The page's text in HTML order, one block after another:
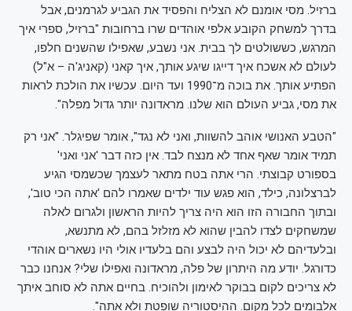
ברזיל. מסי אומנם לא הצליח והפסיד את הגביע לגרמנים, אבל
בדרך למשחק הקובע אלפי אוהדים שרו ברחובות "ברזיל, ספרי איך
המרגש, כששולטים לך בבית. אני נשבע, שאפילו שהשנים חלפו,
לעולם לא אשכח איך דייגו שיגע אותך, איך קאני (קאניג'ה – א"ל)
הפתיע אותך. את בוכה מ־1990 ועד היום. עכשיו את הולכת לראות
את מסי, גביע העולם הוא שלנו. מראדונה יותר גדול מפלה".
"הטבע האנושי אוהב להשוות, ואני לא נגד", אומר שפיגלר. "אני רק
תמיד אומר שאף אחד לא מנצח לבד. אין כזה דבר 'אני ואני'
בספורט קבוצתי. הרי אתה בטח מתאר לעצמך שכשמסי הגיע
לברצלונה, כילד, הוא פגש עוד ילדים שאמרו להם 'אתה הכי טוב',
ובתוך החבורה הזו הוא היה צריך להיות הראשון ולגרום לאלה
שמשחקים לצדו להבין שהוא לא מזלזל בהם, לא מתנשא,
ובלעדיהם לא יכול היה לבצע והם בלעדיו אולי היו נשארים אוהדי
כדורגל. יודע מה היתרון של פלה, מראדונה ואפילו שלי? אנחנו כבר
לא צריכים לקום בבוקר לאימון ולהוכיח. בחיים אתה לא סוחב איתך
אלבומים לכל מקום. ההיסטוריה שופטת ולא אתה".